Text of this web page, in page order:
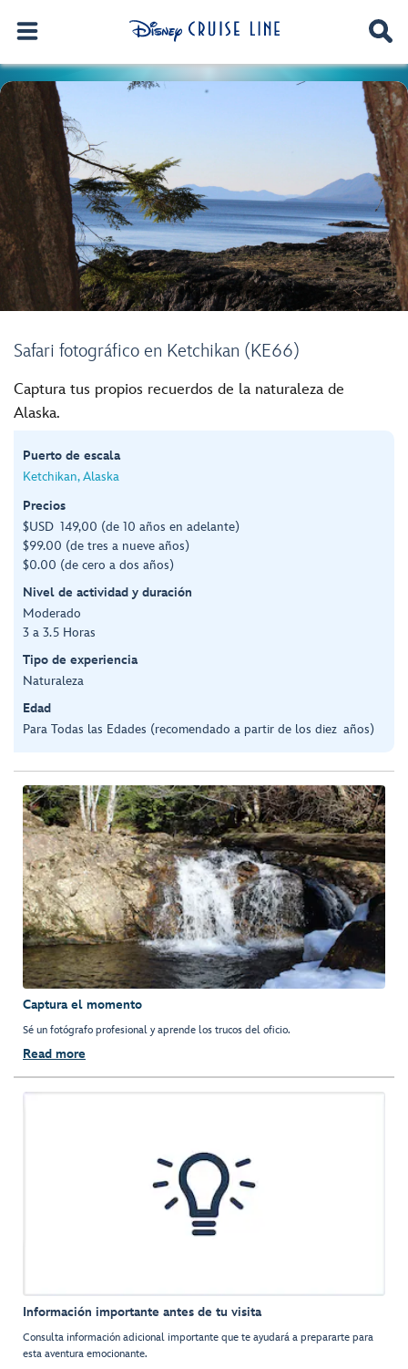
Safari fotográfico en Ketchikan (KE66)
Captura tus propios recuerdos de la naturaleza de
Alaska.
Puerto de escala
Ketchikan, Alaska
Precios
$USD 149,00 (de 10 años en adelante)
$99.00 (de tres a nueve años)
$0.00 (de cero a dos años)
Nivel de actividad y duración
Moderado
3 a 3.5 Horas
Tipo de experiencia
Naturaleza
Edad
Para Todas las Edades (recomendado a partir de los diez años)
Captura el momento
Sé un fotógrafo profesional y aprende los trucos del oficio.
Read more
Información importante antes de tu visita
Consulta información adicional importante que te ayudará a prepararte para
esta aventura emocionante.